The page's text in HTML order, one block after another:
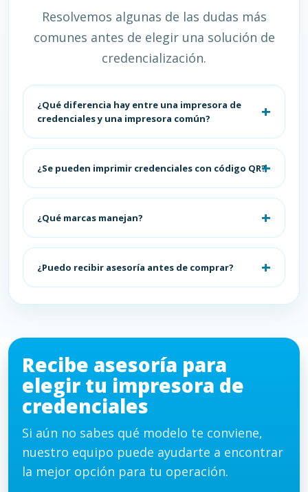
Resolvemos algunas de las dudas más
comunes antes de elegir una solución de
credencialización.
¿Qué diferencia hay entre una impresora de
credenciales y una impresora común?
¿Se pueden imprimir credenciales con código QR?
¿Qué marcas manejan?
¿Puedo recibir asesoría antes de comprar?
Recibe asesoría para
elegir tu impresora de
credenciales
Si aún no sabes qué modelo te conviene,
nuestro equipo puede ayudarte a encontrar
la mejor opción para tu operación.